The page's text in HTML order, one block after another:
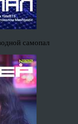
самопал